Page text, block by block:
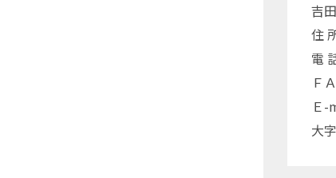
吉
住
電
Ｆ
Ｅ-
大